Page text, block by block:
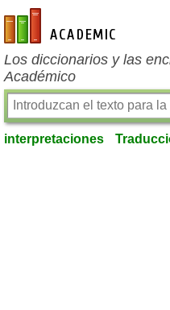
es-academic.com
Los diccionarios y las
Académico
interpretaciones